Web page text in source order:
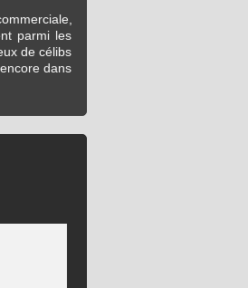
parmi les
de célibs
dans